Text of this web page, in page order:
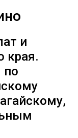
и
края.
по